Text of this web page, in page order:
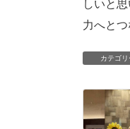
しいと
力へと
カテゴリ